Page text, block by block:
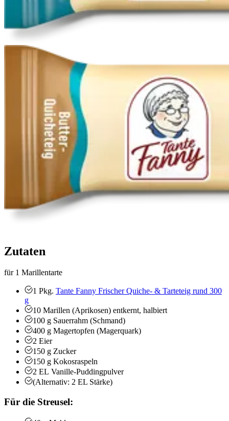
Zutaten
für 1 Marillentarte
1 Pkg. Tante Fanny Frischer Quiche- & Tarteteig rund 300
g
10 Marillen (Aprikosen) entkernt, halbiert
100 g Sauerrahm (Schmand)
400 g Magertopfen (Magerquark)
2 Eier
150 g Zucker
150 g Kokosraspeln
2 EL Vanille-Puddingpulver
(Alternativ: 2 EL Stärke)
Für die Streusel: